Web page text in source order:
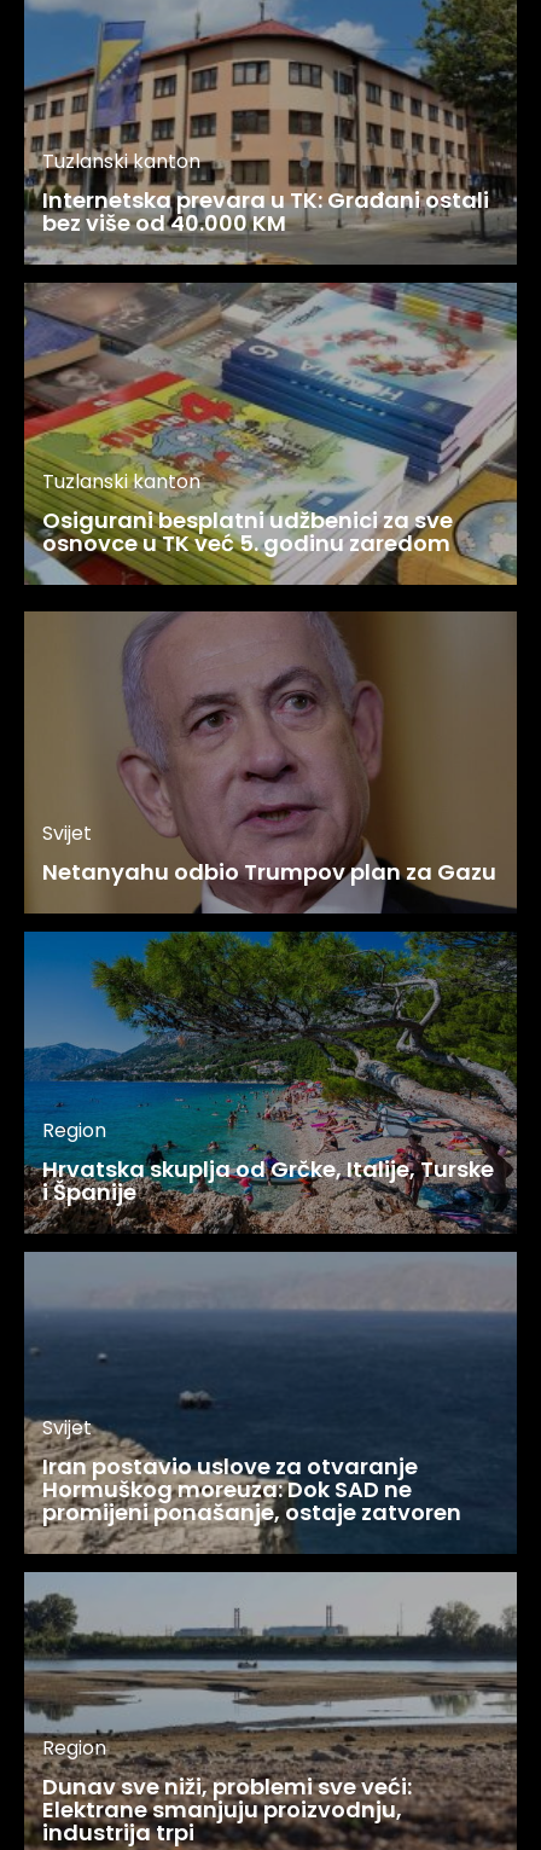
Tuzlanski kanton
Internetska prevara u TK: Građani ostali
bez više od 40.000 KM
Tuzlanski kanton
Osigurani besplatni udžbenici za sve
osnovce u TK već 5. godinu zaredom
Svijet
Netanyahu odbio Trumpov plan za Gazu
Region
Hrvatska skuplja od Grčke, Italije, Turske
i Španije
Svijet
Iran postavio uslove za otvaranje
Hormuškog moreuza: Dok SAD ne
promijeni ponašanje, ostaje zatvoren
Region
Dunav sve niži, problemi sve veći:
Elektrane smanjuju proizvodnju,
industrija trpi